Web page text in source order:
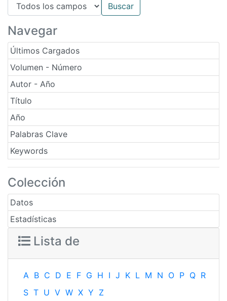
Navegar
Últimos Cargados
Volumen - Número
Autor - Año
Título
Año
Palabras Clave
Keywords
Colección
Datos
Estadísticas
Lista de
A B C D E F G H I J K L M N O P Q R
S T U V W X Y Z